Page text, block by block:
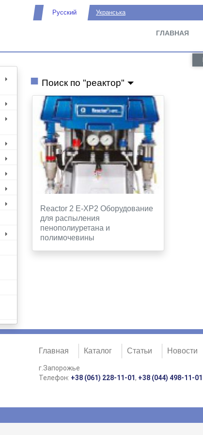
Русский Укранська
ГЛАВНАЯ
Поиск по "реактор"
Reactor 2 E-XP2 Оборудование
для распыления
пенополиуретана и
полимочевины
Главная Каталог Статьи Новости
г.Запорожье
Телефон: +38 (061) 228-11-01, +38 (044) 498-11-01